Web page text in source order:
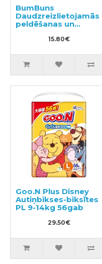
BumBuns
Daudzreizlietojamās
peldēšanas un
podiņmācību
autiņbiksīte M 11–15
15.80€
Goo.N Plus Disney
Autiņbikses-biksītes
PL 9-14kg 56gab
29.50€